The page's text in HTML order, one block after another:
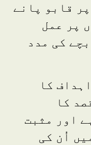
قابو پانے
پر عمل
کی مدد
کا
کا
اور مثبت
اُن کی